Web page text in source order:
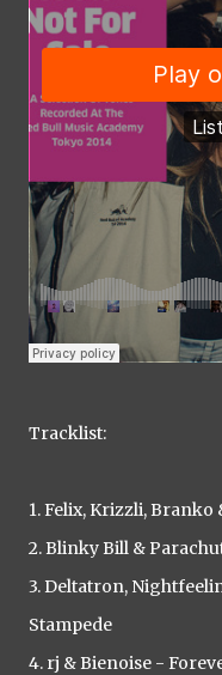
Tracklist:
1. Felix, Krizzli,
2. Blinky Bill &
3. Deltatron,
Stampede
4. rj & Bienoise -